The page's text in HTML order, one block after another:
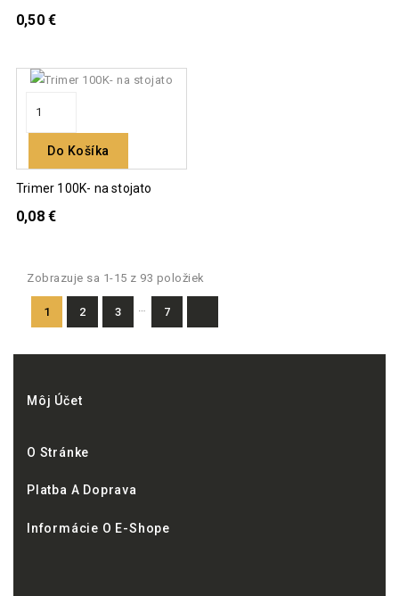
0,50 €
Do Košíka
Trimer 100K- na stojato
0,08 €
Zobrazuje sa 1-15 z 93 položiek
1 2 3 … 7
Môj Účet
O Stránke
Platba A Doprava
Informácie O E-Shope